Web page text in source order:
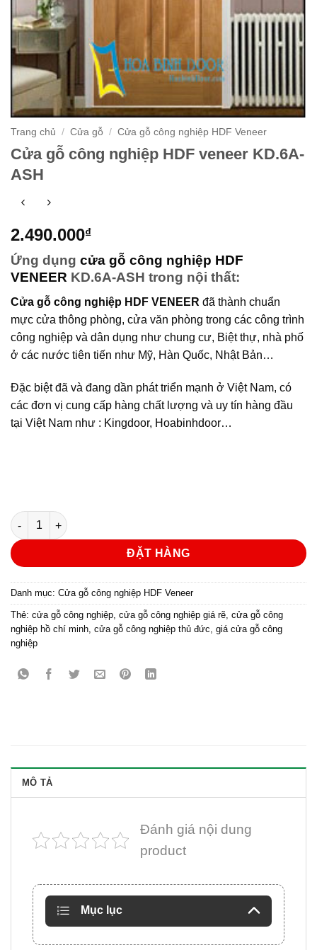
Trang chủ / Cửa gỗ / Cửa gỗ công nghiệp HDF Veneer
Cửa gỗ công nghiệp HDF veneer KD.6A-
ASH
2.490.000₫
Ứng dụng cửa gỗ công nghiệp HDF
VENEER KD.6A-ASH trong nội thất:
Cửa gỗ công nghiệp HDF VENEER đã thành chuẩn
mực cửa thông phòng, cửa văn phòng trong các công trình
công nghiệp và dân dụng như chung cư, Biệt thự, nhà phố
ở các nước tiên tiến như Mỹ, Hàn Quốc, Nhật Bản…
Đặc biệt đã và đang dần phát triển mạnh ở Việt Nam, có
các đơn vị cung cấp hàng chất lượng và uy tín hàng đầu
tại Việt Nam như : Kingdoor, Hoabinhdoor…
Cửa gỗ công nghiệp HDF veneer KD.6A-ASH số lượng
ĐẶT HÀNG
Danh mục: Cửa gỗ công nghiệp HDF Veneer
Thẻ: cửa gỗ công nghiệp cửa gỗ công nghiệp giá rẽ cửa gỗ công
nghiệp hồ chí minh cửa gỗ công nghiệp thủ đức giá cửa gỗ công
nghiệp
MÔ TẢ
Đánh giá nội dung
product
Mục lục